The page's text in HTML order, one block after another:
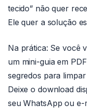
tecido” não quer
Ele quer a solução
Na prática: Se você
um mini-guia em
segredos para
Deixe o download
seu WhatsApp ou e-